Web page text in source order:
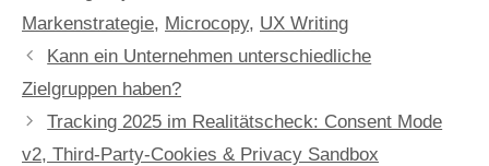
Markenstrategie, Microcopy, UX Writing
Kann ein Unternehmen unterschiedliche
Zielgruppen haben?
Tracking 2025 im Realitätscheck: Consent Mode
v2, Third-Party-Cookies & Privacy Sandbox